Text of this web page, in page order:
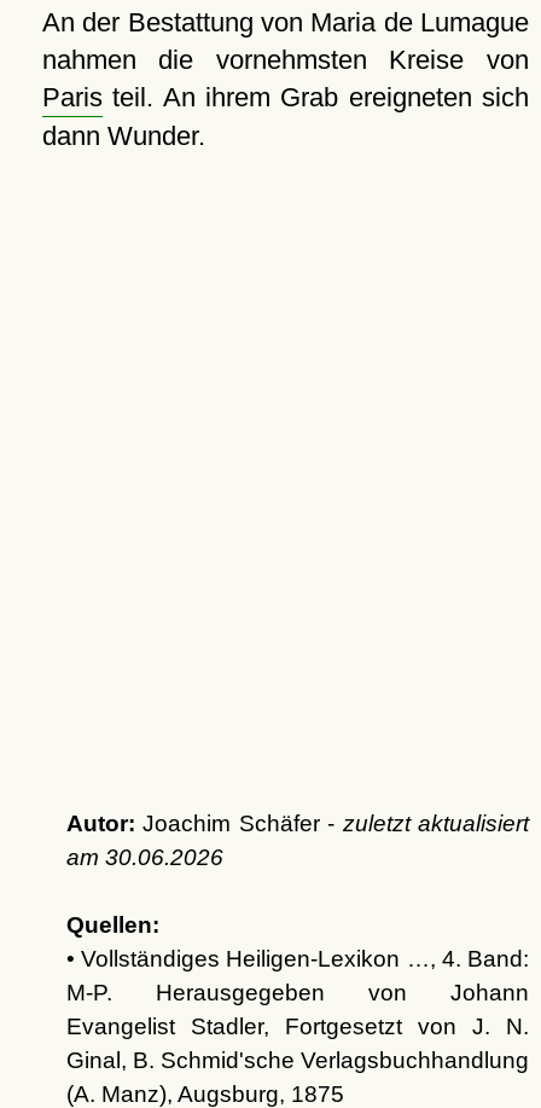
An der Bestattung von Maria de Lumague
nahmen die vornehmsten Kreise von
Paristeil. An ihrem Grab ereigneten sich
dann Wunder.
Autor: Joachim Schäfer - zuletzt aktualisiert
am 30.06.2026
Quellen:
• Vollständiges Heiligen-Lexikon …, 4. Band:
M-P. Herausgegeben von Johann
Evangelist Stadler, Fortgesetzt von J. N.
Ginal, B. Schmid'sche Verlagsbuchhandlung
(A. Manz), Augsburg, 1875